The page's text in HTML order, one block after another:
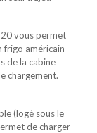
vous permet
frigo américain
de la cabine
chargement.
(logé sous le
de charger